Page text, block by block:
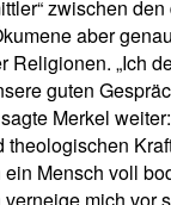
zwischen
aber
Religionen. „Ich
guten
Merkel
theologischen
Mensch voll